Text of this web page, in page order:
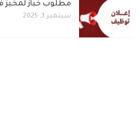
مطلوب خباز لمخبز
سبتمبر 3, 2025